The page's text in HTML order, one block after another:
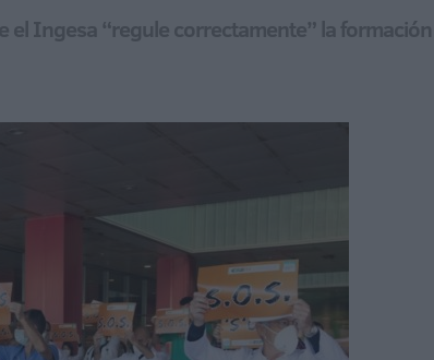
el Ingesa “regule correctamente” la